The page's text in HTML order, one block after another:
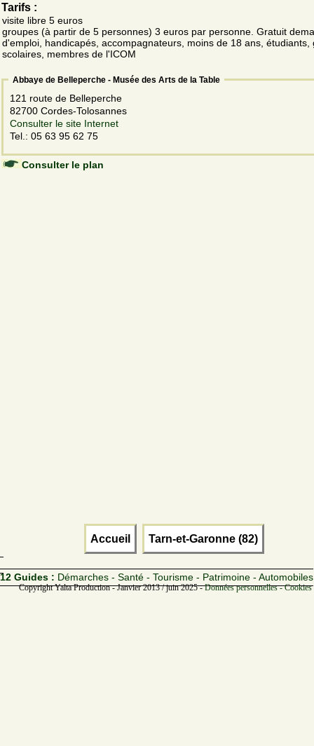
Tarifs :
visite libre 5 euros
groupes (à partir de 5 personnes) 3 euros par personne. Gratuit
d'emploi, handicapés, accompagnateurs, moins de 18 ans, étudiants,
scolaires, membres de l'ICOM
Abbaye de Belleperche - Musée des Arts de la Table
121 route de Belleperche
82700 Cordes-Tolosannes
Consulter le site Internet
Tel.: 05 63 95 62 75
Consulter le plan
Accueil Tarn-et-Garonne (82)
12 Guides : Démarches - Santé - Tourisme - Patrimoine - Automobiles
Copyright Yalta Production - Janvier 2013 / juin 2025 -Données personnelles -